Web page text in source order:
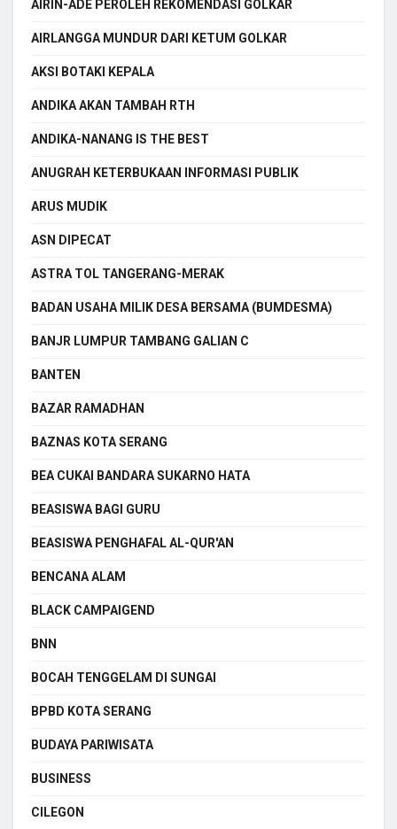
AIRIN-ADE PEROLEH REKOMENDASI GOLKAR
AIRLANGGA MUNDUR DARI KETUM GOLKAR
AKSI BOTAKI KEPALA
ANDIKA AKAN TAMBAH RTH
ANDIKA-NANANG IS THE BEST
ANUGRAH KETERBUKAAN INFORMASI PUBLIK
ARUS MUDIK
ASN DIPECAT
ASTRA TOL TANGERANG-MERAK
BADAN USAHA MILIK DESA BERSAMA (BUMDESMA)
BANJR LUMPUR TAMBANG GALIAN C
BANTEN
BAZAR RAMADHAN
BAZNAS KOTA SERANG
BEA CUKAI BANDARA SUKARNO HATA
BEASISWA BAGI GURU
BEASISWA PENGHAFAL AL-QUR'AN
BENCANA ALAM
BLACK CAMPAIGEND
BNN
BOCAH TENGGELAM DI SUNGAI
BPBD KOTA SERANG
BUDAYA PARIWISATA
BUSINESS
CILEGON